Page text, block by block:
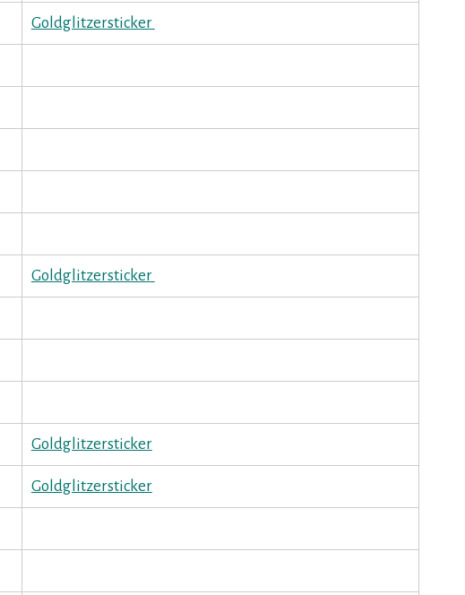
Goldglitzersticker
Goldglitzersticker
Goldglitzersticker
Goldglitzersticker